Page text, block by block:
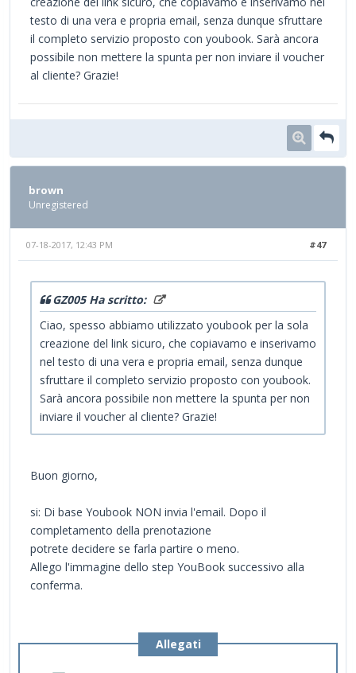
testo di una vera e propria email, senza dunque sfruttare
il completo servizio proposto con youbook. Sarà ancora
possibile non mettere la spunta per non inviare il voucher
al cliente? Grazie!
brown
Unregistered
#47
07-18-2017, 12:43 PM
GZ005 Ha scritto:
Ciao, spesso abbiamo utilizzato youbook per la sola
creazione del link sicuro, che copiavamo e inserivamo
nel testo di una vera e propria email, senza dunque
sfruttare il completo servizio proposto con youbook.
Sarà ancora possibile non mettere la spunta per non
inviare il voucher al cliente? Grazie!
Buon giorno,
si: Di base Youbook NON invia l'email. Dopo il
completamento della prenotazione
potrete decidere se farla partire o meno.
Allego l'immagine dello step YouBook successivo alla
conferma.
Allegati